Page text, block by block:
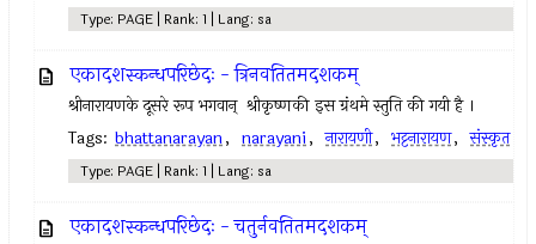
Type: PAGE | Rank: 1 | Lang: sa
एकादशस्कन्धपरिछेदः - त्रिनवतितमदशकम्
श्रीनारायणके दूसरे रूप भगवान् ‍ श्रीकृष्णकी इस ग्रंथमे स्तुति की गयी है ।
Tags: bhattanarayan, narayani, नारायणी, भट्टनारायण, संस्कृत
Type: PAGE | Rank: 1 | Lang: sa
एकादशस्कन्धपरिछेदः - चतुर्नवतितमदशकम्